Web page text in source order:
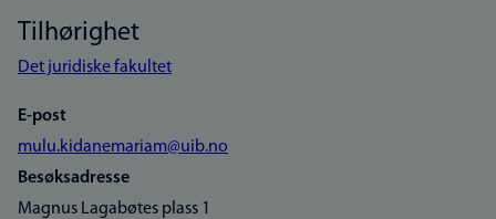
Tilhørighet
Det juridiske fakultet
E-post
mulu.kidanemariam@uib.no
Besøksadresse
Magnus Lagabøtes plass 1